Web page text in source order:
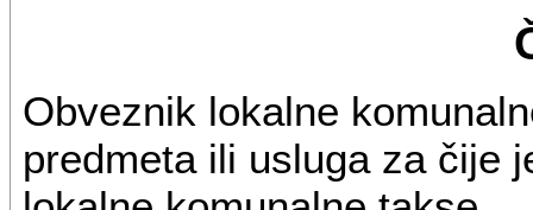
Obveznik lokalne
predmeta ili usluga za čije